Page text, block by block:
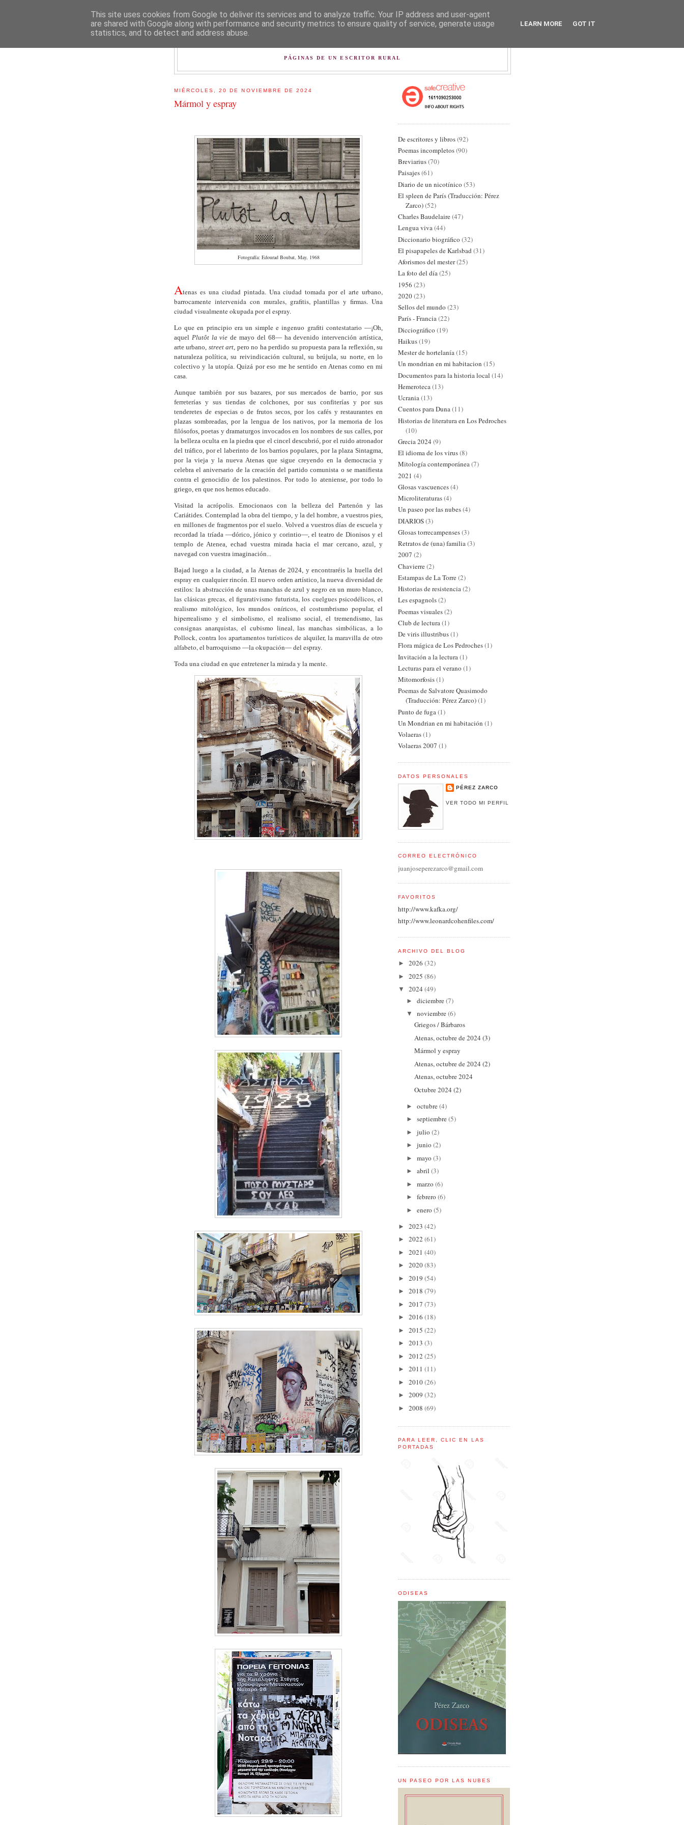
PÁGINAS DE UN ESCRITOR RURAL
MIÉRCOLES, 20 DE NOVIEMBRE DE 2024
Mármol y espray
Fotografía: Edourad Boubat, May, 1968
Atenas es una ciudad pintada. Una ciudad tomada por el arte urbano,
barrocamente intervenida con murales, grafitis, plantillas y firmas. Una
ciudad visualmente okupada por el espray.
Lo que en principio era un simple e ingenuo grafiti contestatario —¡Oh,
aquel Plutôt la viede mayo del 68—ha devenido intervención artística,
arte urbano, street art , pero no ha perdido su propuesta para la reflexión, su
naturaleza política, su reivindicación cultural, su brújula, su norte, en lo
colectivo y la utopía. Quizá por eso me he sentido en Atenas como en mi
casa.
Aunque también por sus bazares, por sus mercados debarrio , por sus
ferreterías y sustiendas de colchones , por sus confiterías y por sus
tenderetes de especias o de frutos secos, por los cafés y restaurantes en
plazas sombreadas, por la lengua de los nativos, por la memoria de los
filósofos, poetas y dramaturgos invocados en los nombres de sus calles, por
la belleza oculta en la piedra que el cincel descubrió, por el ruido atronador
del tráfico, por el laberinto de losbarrios populares, por la plaza Sintagma,
por la vieja y la nueva Atenas que sigue creyendo en la democracia y
celebra el aniversario de la creación del partido comunista o se manifiesta
contra el genocidio de los palestinos. Por todo lo ateniense, por todo lo
griego, en que nos hemos educado.
Visitad la acrópolis. Emocionaos con la belleza del Partenón y las
Cariátides. Contemplad la obra del tiempo, y la del hombre, a vuestros pies,
en millones de fragmentospor el suelo . Volved a vuestros días de escuela y
recordad la tríada —dórico, jónico y corintio—, el teatro de Dionisos y el
templo de Atenea, echad vuestra mirada hacia el mar cercano, azul, y
navegad con vuestra imaginación...
Bajad luego a la ciudad, a la Atenas de 2024, y encontraréis la huella del
espray en cualquier rincón. El nuevo orden artístico, la nueva diversidad de
estilos:la abstracción de unas manchas de azul y negro en un muro blanco,
las clásicas grecas, el figurativismo futurista, los cuelgues psicodélicos, el
realismo mitológico, los mundos oníricos, el costumbrismo popular, el
hiperrealismo y el simbolismo, el realismo social, el tremendismo, las
consignas anarquistas, el cubismo lineal, las manchas simbólicas, a lo
Pollock, contra los apartamentos turísticos de alquiler, la maravilla de otro
alfabeto, el barroquismo —la okupación— del espray.
Todaunaciudad en que entretenerlamirada y lamente.
De escritores y libros(92)
Poemas incompletos(90)
Breviarius(70)
Paisajes(61)
Diario de un nicotínico (53)
El spleen de París (Traducción: Pérez
Zarco)(52)
Charles Baudelaire(47)
Lengua viva(44)
Diccionario biográfico (32)
El pisapapeles de Karlsbad (31)
Aforismos del mester(25)
La foto del día(25)
1956 (23)
2020(23)
Sellos del mundo (23)
París - Francia(22)
Dicciográfico (19)
Haikus(19)
Mester de hortelanía(15)
Un mondrian en mi habitacion (15)
Documentos para la historia local (14)
Hemeroteca(13)
Ucrania(13)
Cuentos para Duna(11)
Historias de literatura en Los Pedroches
(10)
Grecia 2024 (9)
El idioma de los virus(8)
Mitología contemporánea(7)
2021 (4)
Glosas vascuences(4)
Microliteraturas(4)
Un paseo por las nubes(4)
DIARIOS(3)
Glosas torrecampenses(3)
Retratos de (una) familia(3)
2007 (2)
Chavierre(2)
Estampas de La Torre(2)
Historias de resistencia(2)
Les espagnols(2)
Poemas visuales(2)
Club de lectura(1)
De viris illustribus(1)
Flora mágica de Los Pedroches(1)
Invitación a la lectura (1)
Lecturas para el verano (1)
Mitomorfosis(1)
Poemas de Salvatore Quasimodo
(Traducción: Pérez Zarco)(1)
Punto de fuga (1)
Un Mondrian en mi habitación (1)
Volaeras(1)
Volaeras 2007 (1)
DATOS PERSONALES
PÉREZ ZARCO
VER TODO MI PERFIL
CORREO ELECTRÓNICO
juanjoseperezarco@gmail.com
FAVORITOS
http://www.kafka.org/
http://www.leonardcohenfiles.com/
ARCHIVO DEL BLOG
► 2026 (32)
► 2025 (86)
▼ 2024 (49)
► diciembre(7)
▼ noviembre(6)
Griegos / Bárbaros
Atenas, octubre de 2024 (3)
Mármol y espray
Atenas, octubre de 2024 (2)
Atenas, octubre 2024
Octubre 2024 (2)
► octubre(4)
► septiembre(5)
► julio (2)
► junio (2)
► mayo (3)
► abril (3)
► marzo (6)
► febrero (6)
► enero (5)
► 2023 (42)
► 2022 (61)
► 2021 (40)
► 2020(83)
► 2019 (54)
► 2018 (79)
► 2017 (73)
► 2016 (18)
► 2015 (22)
► 2013 (3)
► 2012 (25)
► 2011 (11)
► 2010(26)
► 2009 (32)
► 2008 (69)
PARA LEER, CLIC EN LAS
PORTADAS
ODISEAS
UN PASEO POR LAS NUBES
This site uses cookies from Google to deliver its services and to analyze traffic. Your IP address and user-agent
are shared with Google along with performance and security metrics to ensure quality of service, generate usage
statistics, and to detect and address abuse.
LEARN MORE GOT IT